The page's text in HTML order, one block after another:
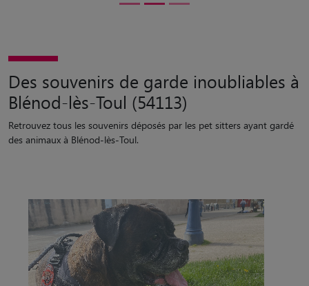
Blénod-lès-Toul (54113)
Retrouvez tous les souvenirs déposés par les pet sitters ayant gardé
des animaux à Blénod-lès-Toul.